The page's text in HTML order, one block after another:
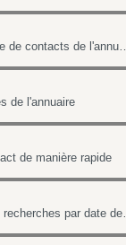
de l'annuaire
de manière rapide